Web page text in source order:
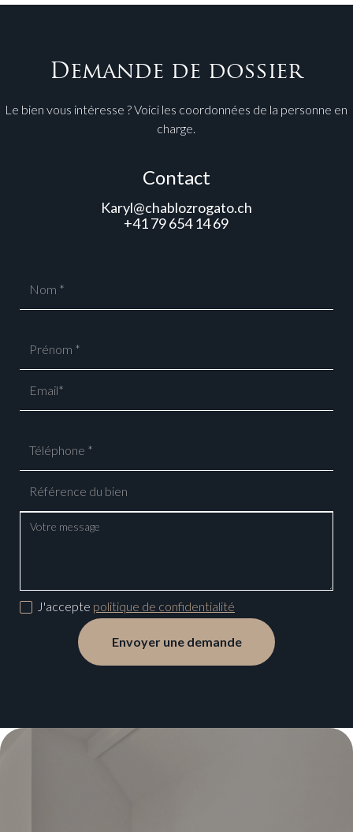
Demande de dossier
Le bien vous intéresse ? Voici les coordonnées de la personne en
charge.
Contact
Karyl@chablozrogato.ch
+41 79 654 14 69
J'accepte politique de confidentialité